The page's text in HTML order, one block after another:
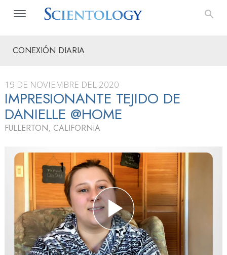
CONEXIÓN DIARIA
19 DE NOVIEMBRE DEL 2020
IMPRESIONANTE TEJIDO DE
DANIELLE @HOME
FULLERTON, CALIFORNIA